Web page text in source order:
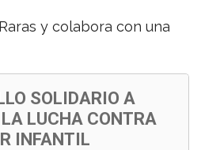
y colabora con una
SOLIDARIO A
LA LUCHA CONTRA
INFANTIL